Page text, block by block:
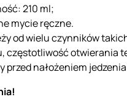
210 ml;
mycie ręczne.
od wielu czynników
częstotliwość otwierania
przed nałożeniem